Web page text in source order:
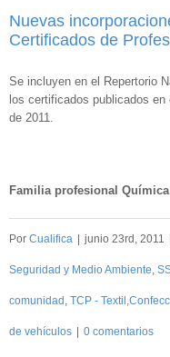
Nuevas
Certificados de
Se incluyen en el Repertorio
los certificados publicados
de 2011.
Familia profesional Química
Por Cualifica junio 23rd, 2011
Seguridad y Medio Ambiente,
comunidad , TCP -
de vehículos 0 comentarios